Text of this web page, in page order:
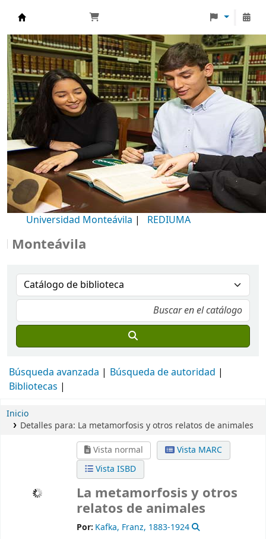
Biblioteca Universidad Monteávila
Universidad Monteávila | REDIUMA
Búsqueda avanzada
Búsqueda de autoridad
Bibliotecas
Inicio
Detalles para: La metamorfosis y otros relatos de animales
Vista normal
Vista MARC
Vista ISBD
La metamorfosis y otros
relatos de animales
Por: Kafka, Franz, 1883-1924